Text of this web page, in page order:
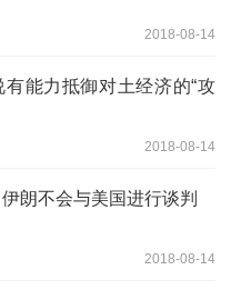
2018-08-14
有能力抵御对土经济的“攻
2018-08-14
朗不会与美国进行谈判
2018-08-14